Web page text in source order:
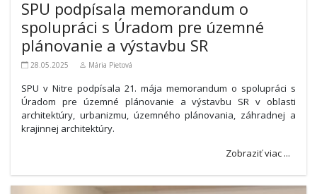
SPU podpísala memorandum o
spolupráci s Úradom pre územné
plánovanie a výstavbu SR
28.05.2025 Mária Pietová
SPU v Nitre podpísala 21. mája memorandum o spolupráci s
Úradom pre územné plánovanie a výstavbu SR v oblasti
architektúry, urbanizmu, územného plánovania, záhradnej a
krajinnej architektúry.
Zobraziť viac ...